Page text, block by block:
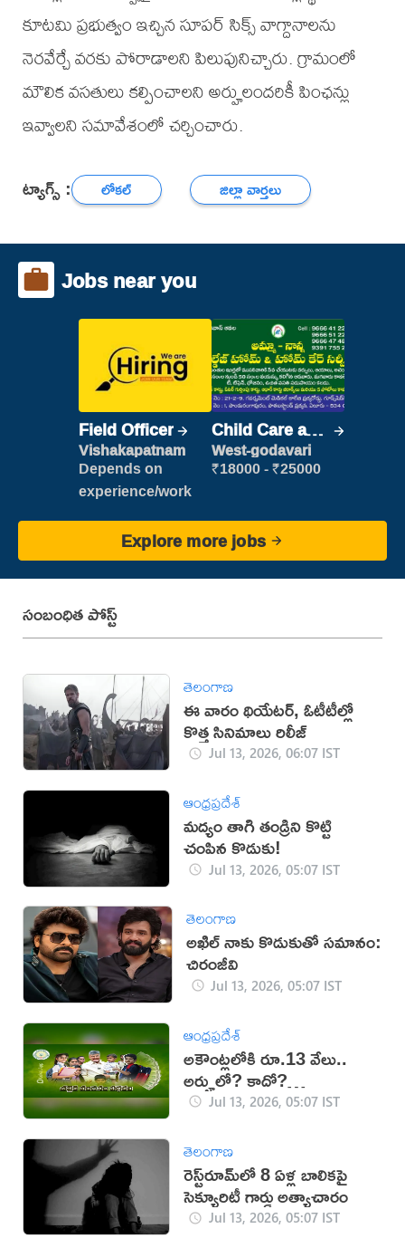
కూటమి ప్రభుత్వం ఇచ్చిన సూపర్ సిక్స్ వాగ్దానాలను
నెరవేర్చే వరకు పోరాడాలని పిలుపునిచ్చారు. గ్రామంలో
మౌలిక వసతులు కల్పించాలని అర్హులందరికీ పింఛన్లు
ఇవ్వాలని సమావేశంలో చర్చించారు.
ట్యాగ్స్ : లోకల్ జిల్లా వార్తలు
Jobs near you
Field Officer
Vishakapatnam
Depends on
experience/work
Child Care and
Patient care
West-godavari
₹18000 - ₹25000
Explore more jobs
సంబంధిత పోస్ట్
తెలంగాణ
ఈ వారం థియేటర్, ఓటీటీల్లో
కొత్త సినిమాలు రిలీజ్
Jul 13, 2026, 06:07 IST
ఆంధ్రప్రదేశ్
మద్యం తాగి తండ్రిని కొట్టి
చంపిన కొడుకు!
Jul 13, 2026, 05:07 IST
తెలంగాణ
అఖిల్‌ నాకు కొడుకుతో సమానం:
చిరంజీవి
Jul 13, 2026, 05:07 IST
ఆంధ్రప్రదేశ్
అకౌంట్లలోకి రూ.13 వేలు..
అర్హులో? కాదో?
తెలుసుకోండిలా..
Jul 13, 2026, 05:07 IST
తెలంగాణ
రెస్ట్‌రూమ్‌లో 8 ఏళ్ల బాలికపై
సెక్యూరిటీ గార్డు అత్యాచారం
Jul 13, 2026, 05:07 IST